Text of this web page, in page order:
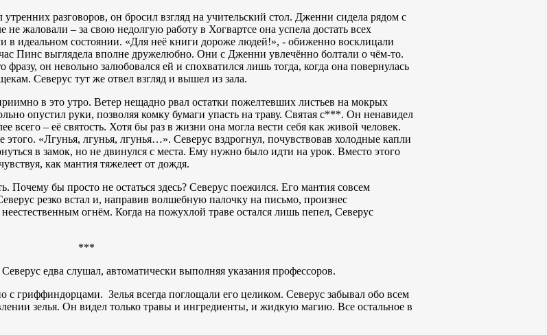
разговоров, он бросил взгляд на учительский стол. Дженни сидела рядом с
жаловали – за свою недолгую работу в Хогвартсе она успела достать всех
в идеальном состоянии. «Для неё книги дороже людей!», - обиженно восклицали
Пинс выглядела вполне дружелюбно. Они с Дженни увлечённо болтали о чём-то.
он невольно залюбовался ей и спохватился лишь тогда, когда она повернулась
Северус тут же отвел взгляд и вышел из зала.
в это утро. Ветер нещадно рвал остатки пожелтевших листьев на мокрых
опустил руки, позволяя комку бумаги упасть на траву. Святая с***. Он ненавидел
всего – её святость. Хотя бы раз в жизни она могла вести себя как живой человек.
«Лгунья, лгунья, лгунья…». Северус вздрогнул, почувствовав холодные капли
в замок, но не двинулся с места. Ему нужно было идти на урок. Вместо этого
как мантия тяжелеет от дождя.
Почему бы просто не остаться здесь? Северус поежился. Его мантия совсем
резко встал и, направив волшебную палочку на письмо, произнес
огнём. Когда на пожухлой траве остался лишь пепел, Северус
***
едва слушал, автоматически выполняя указания профессоров.
с гриффиндорцами. Зелья всегда поглощали его целиком. Северус забывал обо всем
зелья. Он видел только травы и ингредиенты, и жидкую магию. Все остальное в